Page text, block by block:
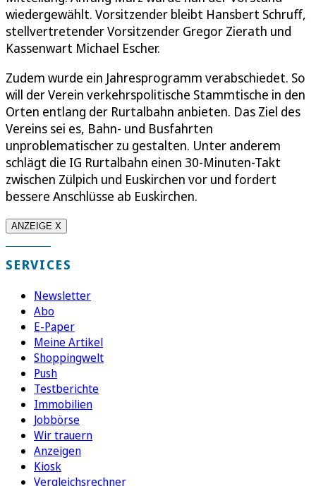
wiedergewählt. Vorsitzender bleibt Hansbert Schruff,
stellvertretender Vorsitzender Gregor Zierath und
Kassenwart Michael Escher.
Zudem wurde ein Jahresprogramm verabschiedet. So
will der Verein verkehrspolitische Stammtische in den
Orten entlang der Rurtalbahn anbieten. Das Ziel des
Vereins sei es, Bahn- und Busfahrten
unproblematischer zu gestalten. Unter anderem
schlägt die IG Rurtalbahn einen 30-Minuten-Takt
zwischen Zülpich und Euskirchen vor und fordert
bessere Anschlüsse ab Euskirchen.
ANZEIGE X
SERVICES
Newsletter
Abo
E-Paper
Meine Artikel
Shoppingwelt
Push
Testberichte
Immobilien
Jobbörse
Wir trauern
Anzeigen
Kiosk
Vergleichsrechner